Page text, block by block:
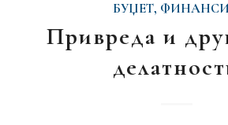
БУЏЕТ,
Привреда и